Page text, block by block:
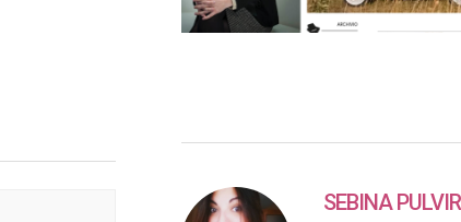
SEBINA